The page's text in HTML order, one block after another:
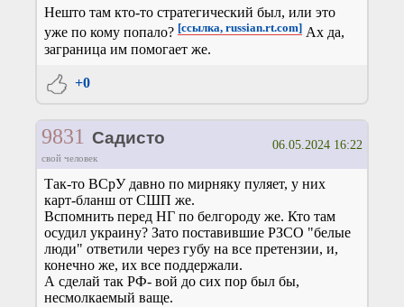
Нешто там кто-то стратегический был, или это
уже по кому попало? [ссылка, russian.rt.com] Ах да,
заграница им помогает же.
+0
9831 Садисто
свой человек
06.05.2024 16:22
Так-то ВСрУ давно по мирняку пуляет, у них
карт-бланш от СШП же.
Вспомнить перед НГ по белгороду же. Кто там
осудил украину? Зато поставившие РЗСО "белые
люди" ответили через губу на все претензии, и,
конечно же, их все поддержали.
А сделай так РФ- вой до сих пор был бы,
несмолкаемый ваще.